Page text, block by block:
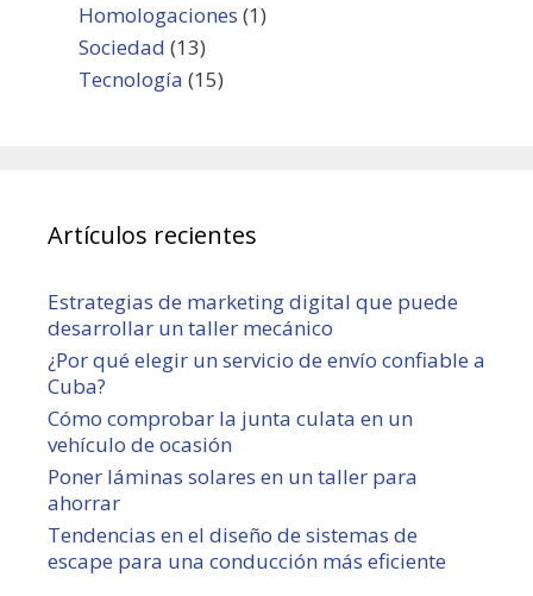
Homologaciones (1)
Sociedad (13)
Tecnología (15)
Artículos recientes
Estrategias de marketing digital que puede
desarrollar un taller mecánico
¿Por qué elegir un servicio de envío confiable a
Cuba?
Cómo comprobar la junta culata en un
vehículo de ocasión
Poner láminas solares en un taller para
ahorrar
Tendencias en el diseño de sistemas de
escape para una conducción más eficiente